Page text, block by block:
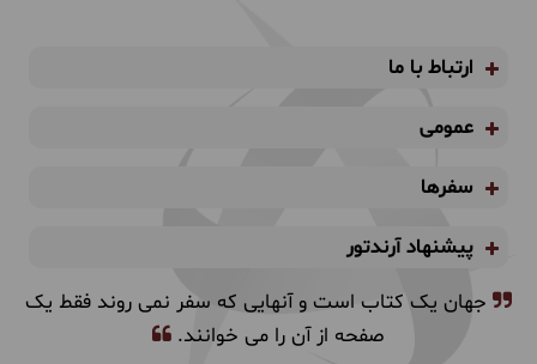
ارتباط با ما
عمومی
سفرها
پیشنهاد آرندتور
جهان یک کتاب است و آنهایی که سفر نمی روند فقط یک
صفحه از آن را می خوانند.